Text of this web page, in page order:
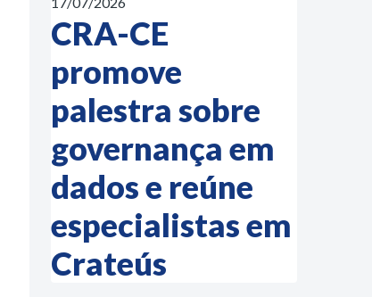
CRA-CE
promove
palestra sobre
governança em
dados e reúne
especialistas em
Crateús